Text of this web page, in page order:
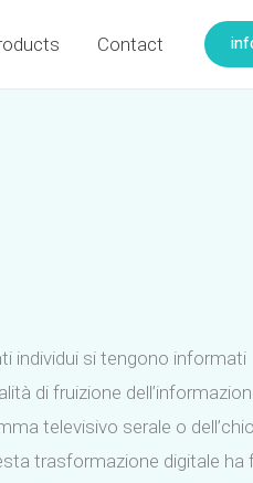
Contact
individui si tengono informati
di fruizione
televisivo serale o
trasformazione digitale ha